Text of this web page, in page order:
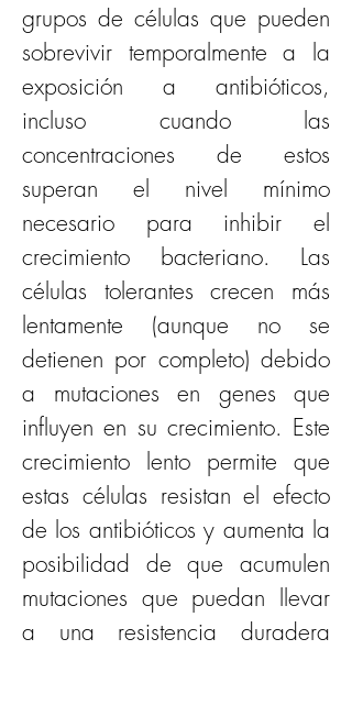
grupos de células que pueden
sobrevivir temporalmente a la
exposición a antibióticos,
incluso cuando las
concentraciones de estos
superan el nivel mínimo
necesario para inhibir el
crecimiento bacteriano. Las
células tolerantes crecen más
lentamente (aunque no se
detienen por completo) debido
a mutaciones en genes que
influyen en su crecimiento. Este
crecimiento lento permite que
estas células resistan el efecto
de los antibióticos y aumenta la
posibilidad de que acumulen
mutaciones que puedan llevar
a una resistencia duradera